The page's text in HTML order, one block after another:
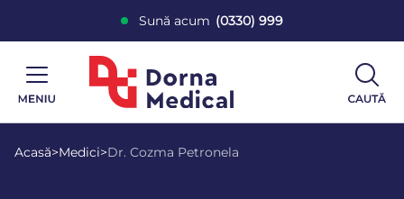
Sună acum (0330) 999
Acasă>Medici>Dr. Cozma Petronela